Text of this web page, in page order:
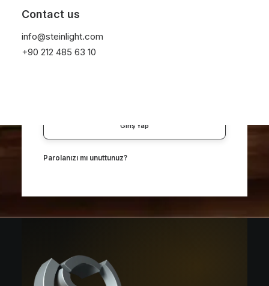
Contact us
info@steinlight.com
+90 212 485 63 10
Giriş Yap
Parolanızı mı unuttunuz?